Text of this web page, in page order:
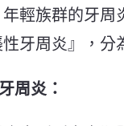
輕族群的牙周
牙周炎』，分
周炎：